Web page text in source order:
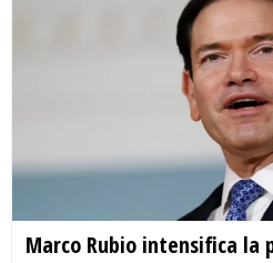
Marco Rubio intensifica la